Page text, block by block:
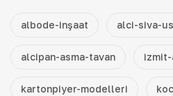
albode-inşaat alci-siva-
alcipan-asma-tavan izmit-
kartonpiyer-modelleri